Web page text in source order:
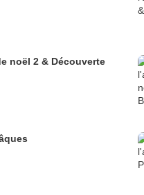
noël 2 & Découverte